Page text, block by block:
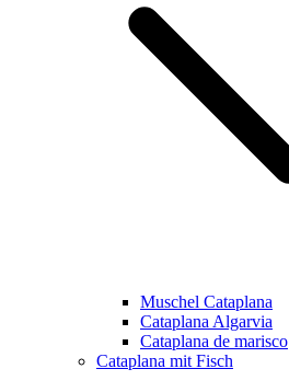
Muschel Cataplana
Cataplana Algarvia
Cataplana de marisco
Cataplana mit Fisch